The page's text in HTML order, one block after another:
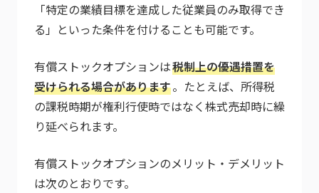
「特定の業績目標を達成した従業員のみ取得でき
る」といった条件を付けることも可能です。
有償ストックオプションは税制上の優遇措置を
受けられる場合があります。たとえば、所得税
の課税時期が権利行使時ではなく株式売却時に繰
り延べられます。
有償ストックオプションのメリット・デメリット
は次のとおりです。